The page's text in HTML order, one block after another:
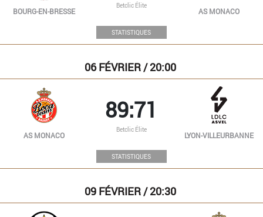
BOURG-EN-BRESSE
Betclic Élite
AS MONACO
STATISTIQUES
06FÉVRIER / 20:00
AS MONACO
89:71
Betclic Élite
LYON-VILLEURBANNE
STATISTIQUES
09 FÉVRIER / 20:30